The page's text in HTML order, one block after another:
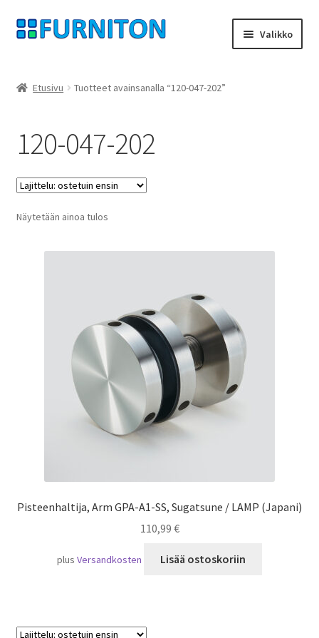
Siirry
navigointiin
Siirry
sisältöön
Valikko
yksityisyyttä
peruuttamisoikeus
Ottaa yhteyttä
Laivaliikenne
Etusivu Tuotteet avainsanalla “120-047-202”
120-047-202
Näytetään ainoa tulos
Pisteenhaltija, Arm GPA-A1-SS, Sugatsune / LAMP (Japani)
110,99 €
plusVersandkosten Lisää ostoskoriin